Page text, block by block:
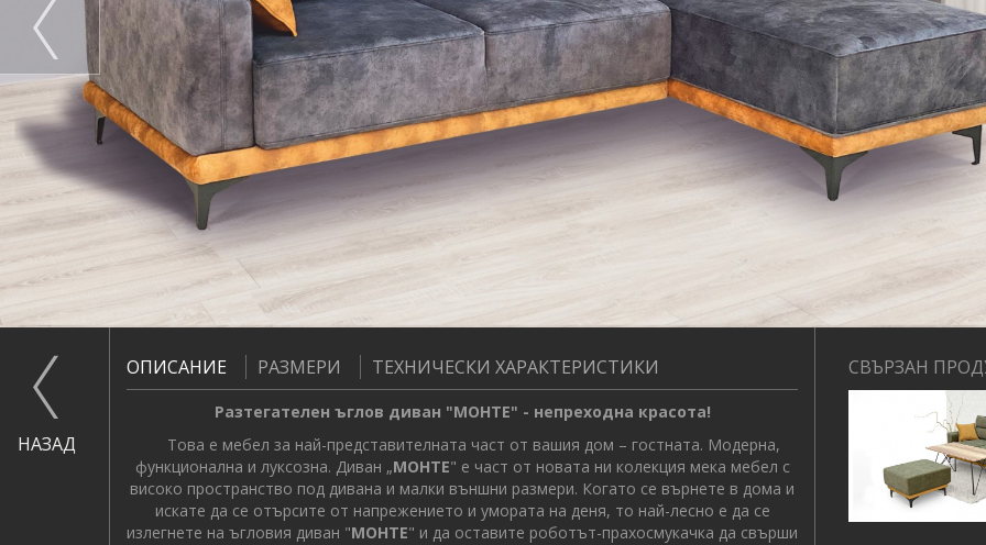
НАЗАД
ОПИСАНИЕ РАЗМЕРИ ТЕХНИЧЕСКИ ХАРАКТЕРИСТИКИ
Разтегателен ъглов диван "МОНТЕ" - непреходна красота!
Това е мебел за най-представителната част от вашия дом – гостната. Модерна,
функционална и луксозна. Диван „МОНТЕ" е част от новата ни колекция мека мебел с
високо пространство под дивана и малки външни размери. Когато се върнете в дома и
искате да се отърсите от напрежението и умората на деня, то най-лесно е да се
излегнете на ъгловия диван "МОНТЕ" и да оставите роботът-прахосмукачка да свърши
СВЪРЗАН